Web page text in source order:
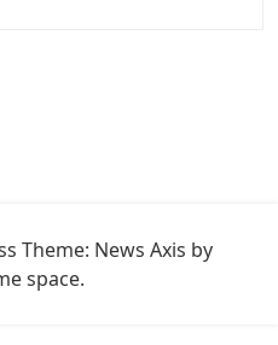
Theme: News Axis by
space.